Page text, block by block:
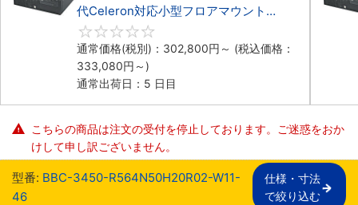
代Celeron対応小型フロアマウント
4PCIe
通常価格(税別)： 302,800円 ～ (税込価格：
333,080円 ～)
通常出荷日：5 日目
こちらの商品は注文の受付を停止しております。ご迷惑をおか
けして申し訳ございません。
型番: BBC-3450-R564N50H20R02-W11-
46
仕様・寸法
で絞り込む